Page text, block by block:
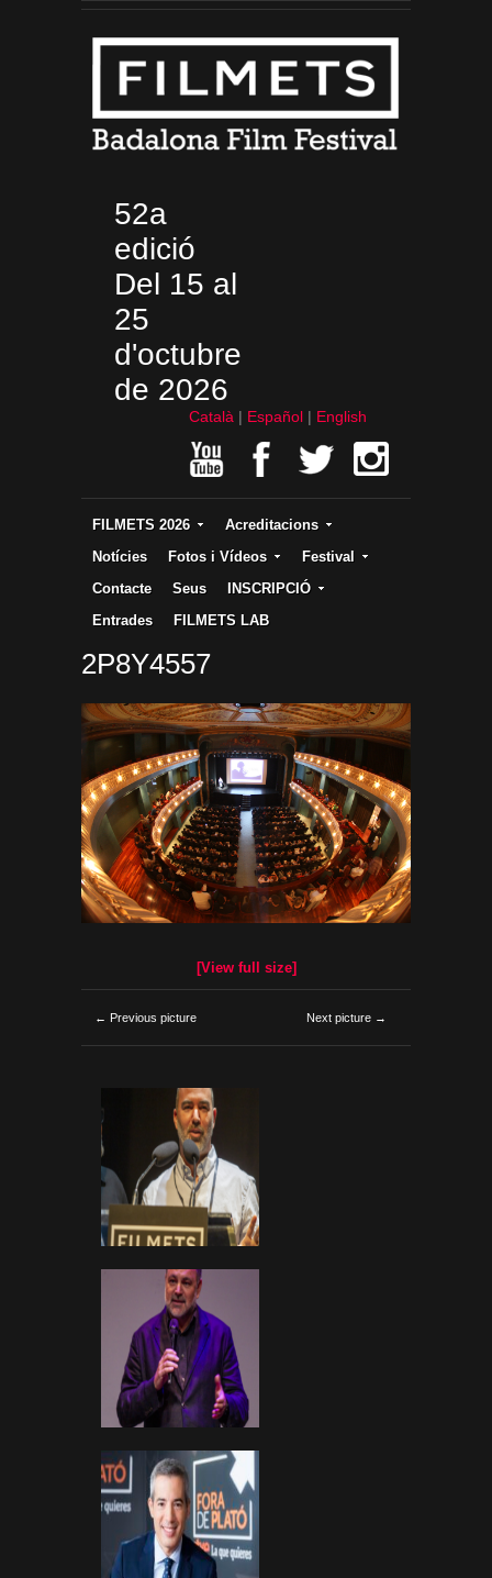
52a
edició
Del 15 al
25
d'octubre
de 2026
Català Español English
FILMETS 2026
Acreditacions
Notícies
Fotos i Vídeos
Festival
Contacte
Seus
INSCRIPCIÓ
Entrades
FILMETS LAB
2P8Y4557
[View full size]
← Previous picture Next picture →